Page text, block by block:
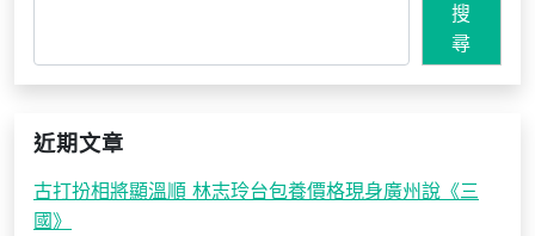
搜
尋
近期文章
古打扮相將顯溫順 林志玲台包養價格現身廣州說《三
國》